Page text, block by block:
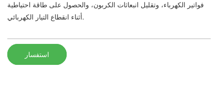
فواتير الكهرباء، وتقليل انبعاثات الكربون، والحصول على طاقة احتياطية
أثناء انقطاع التيار الكهربائي.
استفسار